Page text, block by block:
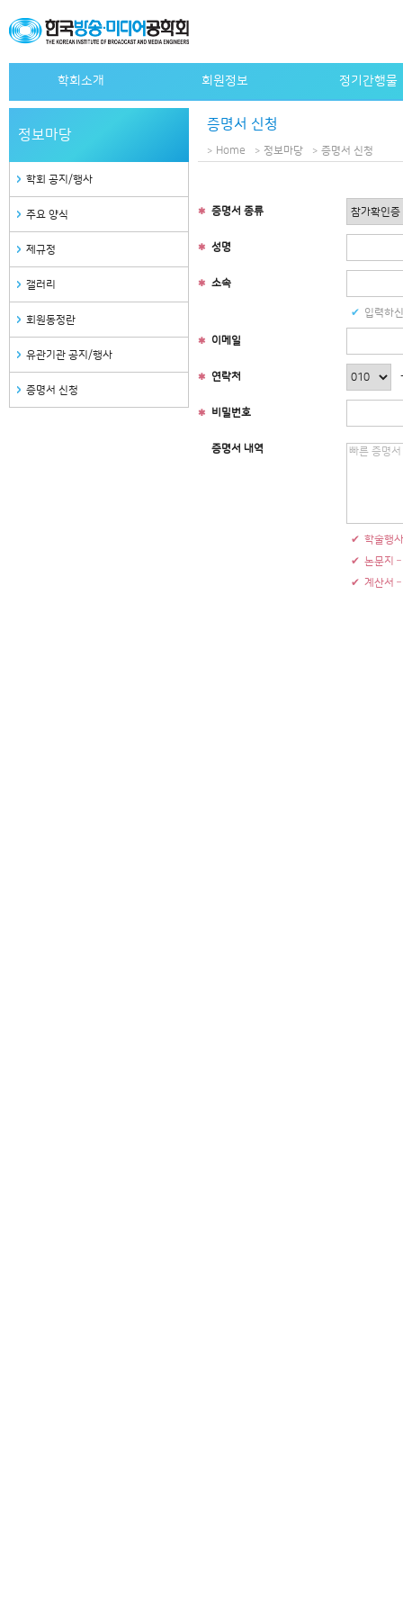
학회소개 회원정보 정기간행물
설립목적
정관
조직도
사무국안내
관련사이트
자료검색
정보마당
학회 공지/행사
주요 양식
제규정
갤러리
회원동정란
유관기관 공지/행사
증명서 신청
증명서 신청
Home 정보마당 증명서 신청
증명서 종류
성명
소속
입력하
이메일
연락처
비밀번호
증명서 내역
학술행
논문지
계산서